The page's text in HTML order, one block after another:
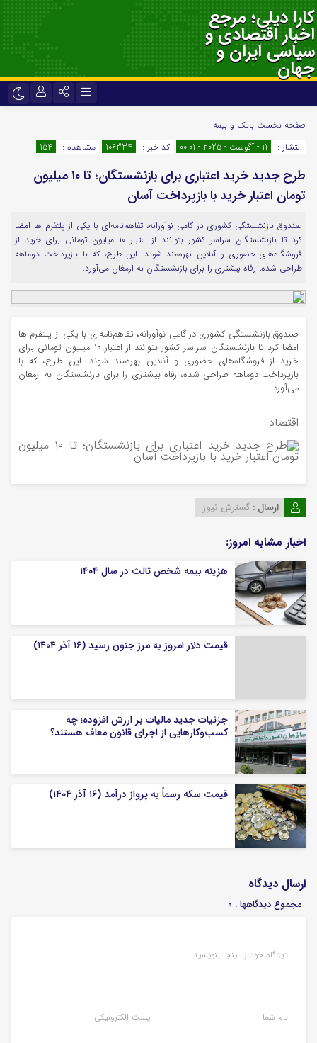
کارا دیلی؛ مرجع
اخبار اقتصادی و
سیاسی ایران و
جهان
اینستاگرام
سروش
ایتا
آپارات
اپلیکیشن رمز عبور
لطفا پاسخ را به عدد انگلیسی وارد کنید:
مرا به خاطر بسپار
صفحه نخست بانک و بیمه
انتشار :
11 - آگوست - 2025 - 00:01 کد خبر : 106334 مشاهده : 154
طرح جدید خرید اعتباری برای بازنشستگان؛ تا ۱۰ میلیون
تومان اعتبار خرید با بازپرداخت آسان
صندوق بازنشستگی کشوری در گامی نوآورانه، تفاهم‌نامه‌ای با یکی از پلتفرم ها امضا
کرد تا بازنشستگان سراسر کشور بتوانند از اعتبار ۱۰ میلیون تومانی برای خرید از
فروشگاه‌های حضوری و آنلاین بهره‌مند شوند. این طرح، که با بازپرداخت دوماهه
طراحی شده، رفاه بیشتری را برای بازنشستگان به ارمغان می‌آورد.
صندوق بازنشستگی کشوری در گامی نوآورانه، تفاهم‌نامه‌ای با یکی از پلتفرم ها
امضا کرد تا بازنشستگان سراسر کشور بتوانند از اعتبار ۱۰ میلیون تومانی برای
خرید از فروشگاه‌های حضوری و آنلاین بهره‌مند شوند. این طرح، که با
بازپرداخت دوماهه طراحی شده، رفاه بیشتری را برای بازنشستگان به ارمغان
می‌آورد.
اقتصاد
ارسال : گسترش نیوز
اخبار مشابه امروز:
هزینه بیمه شخص ثالث در سال ۱۴۰۴
قیمت دلار امروز به مرز جنون رسید (۱۶ آذر ۱۴۰۴)
جزئیات جدید مالیات بر ارزش افزوده؛ چه
کسب‌وکارهایی از اجرای قانون معاف هستند؟
قیمت سکه رسماً به پرواز درآمد (۱۶ آذر ۱۴۰۴)
ارسال دیدگاه
مجموع دیدگاهها : 0
دیدگاه خود را اینجا بنویسید
نام شما پست الکترونیکی